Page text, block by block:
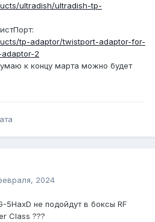
ultradish/ultradish-tp-
tp-adaptor/twistport-adaptor-for-
2
к концу марта можно будет
2024
5HaxD не подойдут в боксы RF
Class ???